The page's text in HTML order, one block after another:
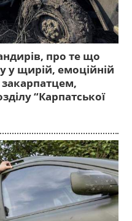
про те що
у щирій, емоційній
“Карпатської